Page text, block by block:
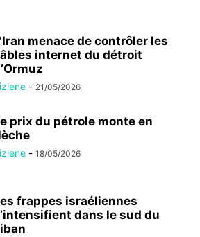
menace de contrôler les
internet du détroit
- 21/05/2026
prix du pétrole monte en
- 18/05/2026
frappes israéliennes
dans le sud du